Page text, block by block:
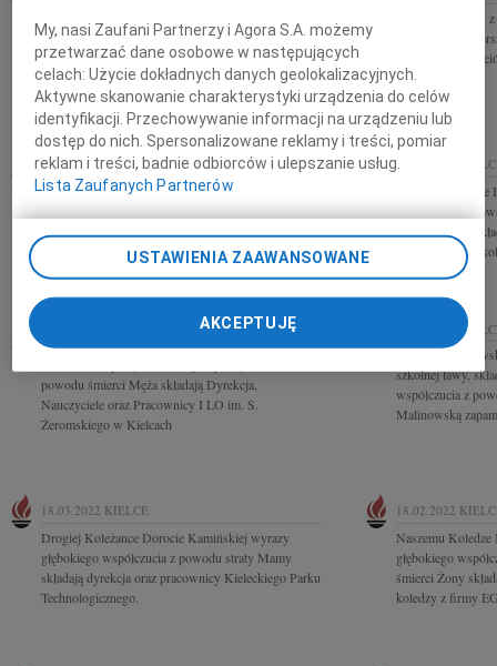
współczucia z powodu śmierci Siostry składają
Koleżanki i Koledzy z I LO im. S. Żeromskiego w
Kielcach
Magdo,
przyjmij
i Rodziny
Historii...
22.04.2022KIELCE
Wyrazy najszczerszego współczucia Pawłowi
Cerazemu z powodu śmierci Ojca składają Zarząd i
Pracownicy Grupy PSB Handel S.A.
08.04.2022
Naszej
współczucia i
po stracie Taty
Wydawnictw
powodu śmierci Męża składają Dyrekcja,
Nauczyciele oraz Pracownicy I LO im. S.
Żeromskiego w Kielcach
Dorocie
szkolnej ławy,
współczucia z
Malinowską
18.03.2022 KIELCE
Drogiej Koleżance Dorocie Kamińskiej wyrazy
głębokiego współczucia z powodu straty Mamy
składają dyrekcja oraz pracownicy Kieleckiego Parku
Technologicznego.
18.02.2022
Naszemu
głębokiego
śmierci Żony
koledzy z firmy
My, nasi Zaufani Partnerzy i Agora S.A. możemy
przetwarzać dane osobowe w następujących
celach:Użycie dokładnych danych geolokalizacyjnych.
Aktywne skanowanie charakterystyki urządzenia do celów
identyfikacji. Przechowywanie informacji na urządzeniu lub
dostęp do nich. Spersonalizowane reklamy i treści, pomiar
reklam i treści, badnie odbiorców i ulepszanie usług.
Lista Zaufanych Partnerów
USTAWIENIA ZAAWANSOWANE
AKCEPTUJĘ